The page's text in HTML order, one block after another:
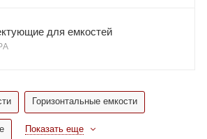
для емкостей
Горизонтальные емкости
Показать еще